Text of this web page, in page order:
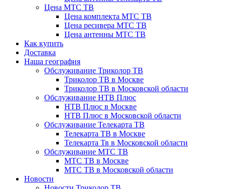
Цена МТС ТВ
Цена комплекта МТС ТВ
Цена ресивера МТС ТВ
Цена антенны МТС ТВ
Как купить
Доставка
Наша география
Обслуживание Триколор ТВ
Триколор ТВ в Москве
Триколор ТВ в Московской области
Обслуживание НТВ Плюс
НТВ Плюс в Москве
НТВ Плюс в Московской области
Обслуживание Телекарта ТВ
Телекарта ТВ в Москве
Телекарта Тв в Московской области
Обслуживание МТС ТВ
МТС ТВ в Москве
МТС ТВ в Московской области
Новости